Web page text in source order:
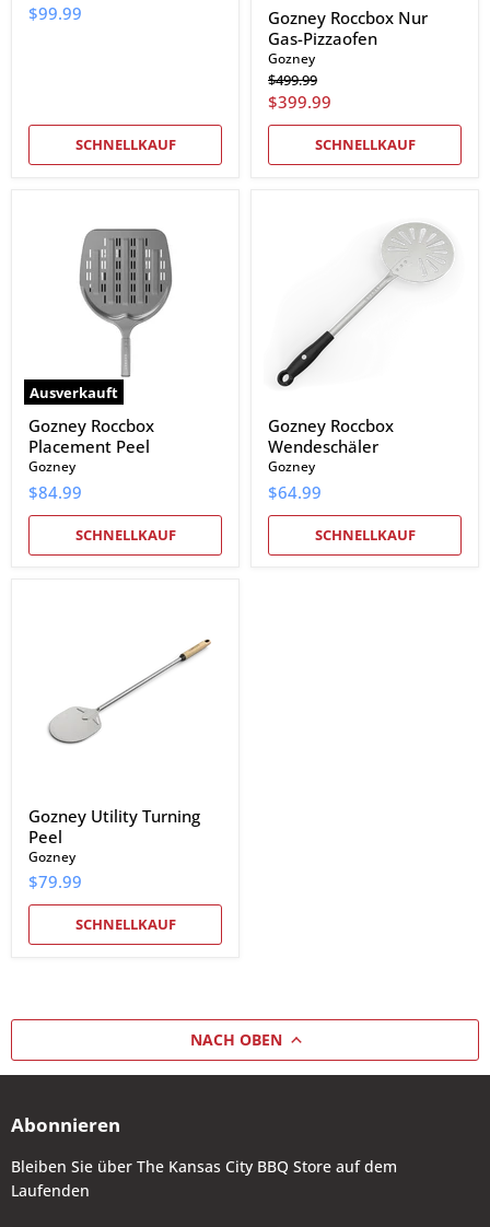
$99.99
SCHNELLKAUF
Gozney Roccbox Nur
Gas-Pizzaofen
Gozney
Ursprünglicher
Preis
$499.99
Aktueller
Preis
$399.99
SCHNELLKAUF
Ausverkauft
Placement
Gozney Roccbox
Placement Peel
Gozney
$84.99
SCHNELLKAUF
Gozney Roccbox
Wendeschäler
Gozney
$64.99
SCHNELLKAUF
Gozney Utility Turning
Peel
Gozney
$79.99
SCHNELLKAUF
NACH OBEN
Abonnieren
Bleiben Sie über The Kansas City BBQ Store auf dem
Laufenden